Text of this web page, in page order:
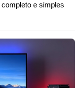
e simples